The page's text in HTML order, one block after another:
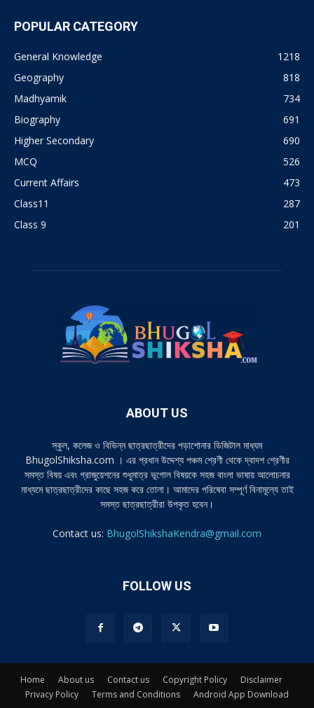
POPULAR CATEGORY
General Knowledge
1218
Geography
818
Madhyamik
734
Biography
691
Higher Secondary
690
MCQ
526
Current Affairs
473
Class11
287
Class 9
201
ABOUT US
স্কুল, কলেজ ও বিভিন্ন ছাত্রছাত্রীদের পড়াশোনার ডিজিটাল মাধ্যম
BhugolShiksha.com । এর প্রধান উদ্দেশ্য পঞ্চম শ্রেণী থেকে দ্বাদশ শ্রেণীর
সমস্ত বিষয় এবং গ্রাজুয়েশনের শুধুমাত্র ভূগোল বিষয়কে সহজ বাংলা ভাষায় আলোচনার
মাধ্যমে ছাত্রছাত্রীদের কাছে সহজ করে তোলা। আমাদের পরিষেবা সম্পূর্ণ বিনামূল্যে তাই
সমস্ত ছাত্রছাত্রীরা উপকৃত হবেন।
Contact us: BhugolShikshaKendra@gmail.com
FOLLOW US
Home About us Contact us Copyright Policy
Disclaimer
Privacy Policy
Terms and Conditions Android App Download